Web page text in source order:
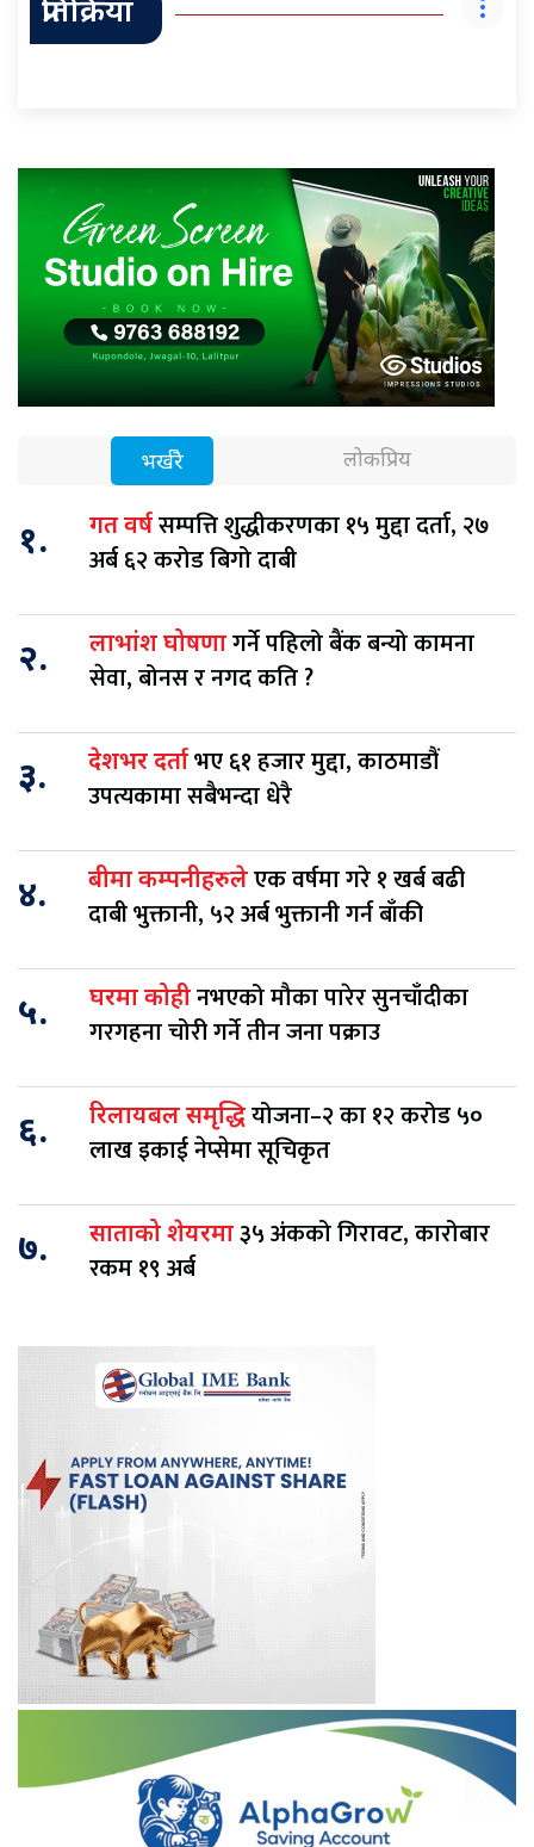
प्रतिक्रिया
भर्खरै लोकप्रिय
१. गत वर्षसम्पत्ति शुद्धीकरणका १५ मुद्दा दर्ता, २७
अर्ब ६२ करोड बिगो दाबी
२. लाभांश घोषणागर्ने पहिलो बैंक बन्यो कामना
सेवा, बोनस र नगद कति ?
३. देशभर दर्ताभए ६१ हजार मुद्दा, काठमाडौं
उपत्यकामा सबैभन्दा धेरै
४. बीमा कम्पनीहरुलेएक वर्षमा गरे १ खर्ब बढी
दाबी भुक्तानी, ५२ अर्ब भुक्तानी गर्न बाँकी
५. घरमा कोहीनभएको मौका पारेर सुनचाँदीका
गरगहना चोरी गर्ने तीन जना पक्राउ
६. रिलायबल समृद्धियोजना–२ का १२ करोड ५०
लाख इकाई नेप्सेमा सूचिकृत
७. साताको शेयरमा३५ अंकको गिरावट, कारोबार
रकम १९ अर्ब